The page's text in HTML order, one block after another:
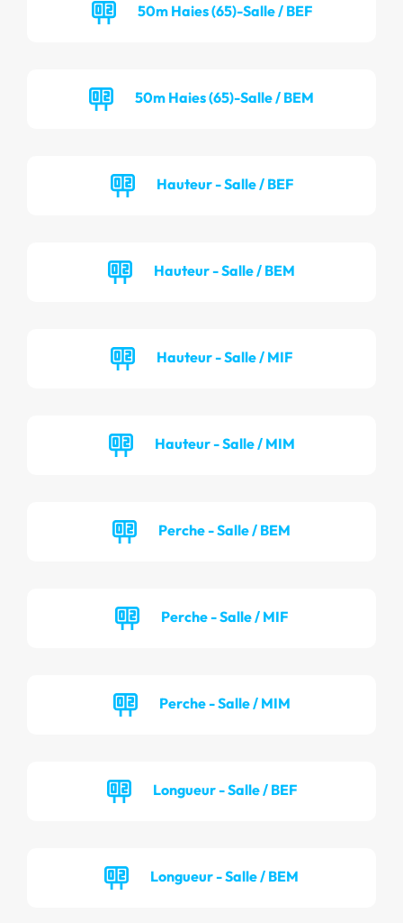
50m Haies (65)-Salle / BEF
50m Haies (65)-Salle / BEM
Hauteur - Salle / BEF
Hauteur - Salle / BEM
Hauteur - Salle / MIF
Hauteur - Salle / MIM
Perche - Salle / BEM
Perche - Salle / MIF
Perche - Salle / MIM
Longueur - Salle / BEF
Longueur - Salle / BEM